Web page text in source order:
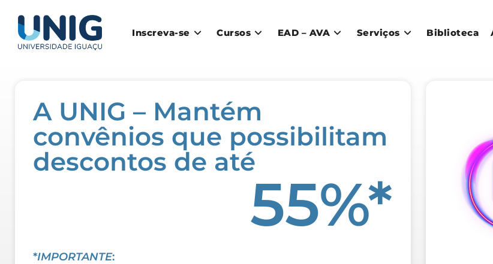
Inscreva-se Cursos EAD – AVA Serviços Biblioteca
A UNIG – Mantém
convênios que possibilitam
descontos de até
55%*
*IMPORTANTE: